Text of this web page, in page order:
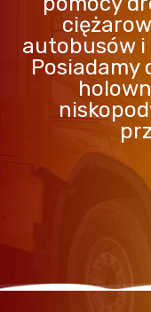
autobusów i
Posiadamy